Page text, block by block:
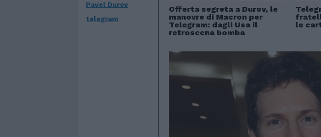
Pavel Durov
telegram
Offerta segreta a Durov, le
manovre di Macron per
Telegram: dagli Usa il
retroscena bomba
le